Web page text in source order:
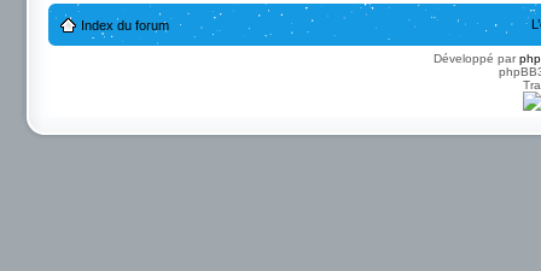
Index du forum
Développé par